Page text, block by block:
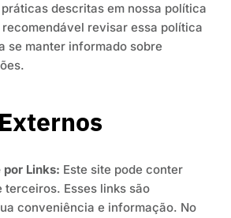
descritas em nossa política
revisar essa política
se manter informado sobre
por Links: Este site pode conter
terceiros. Esses links são
conveniência e informação. No